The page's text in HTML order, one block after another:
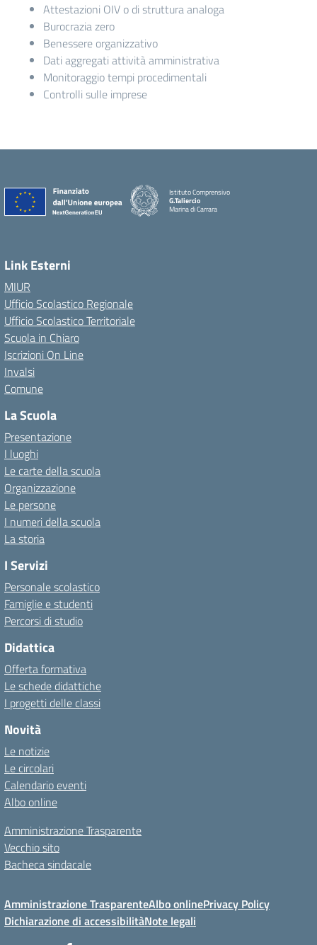
Attestazioni OIV o di struttura analoga
Burocrazia zero
Benessere organizzativo
Dati aggregati attività amministrativa
Monitoraggio tempi procedimentali
Controlli sulle imprese
Istituto Comprensivo
G.Taliercio
Marina di Carrara
Link Esterni
MIUR
Ufficio Scolastico Regionale
Ufficio Scolastico Territoriale
Scuola in Chiaro
Iscrizioni On Line
Invalsi
Comune
La Scuola
Presentazione
I luoghi
Le carte della scuola
Organizzazione
Le persone
I numeri della scuola
La storia
I Servizi
Personale scolastico
Famiglie e studenti
Percorsi di studio
Didattica
Offerta formativa
Le schede didattiche
I progetti delle classi
Novità
Le notizie
Le circolari
Calendario eventi
Albo online
Amministrazione Trasparente
Vecchio sito
Bacheca sindacale
Amministrazione TrasparenteAlbo onlinePrivacy Policy
Dichiarazione di accessibilitàNote legali